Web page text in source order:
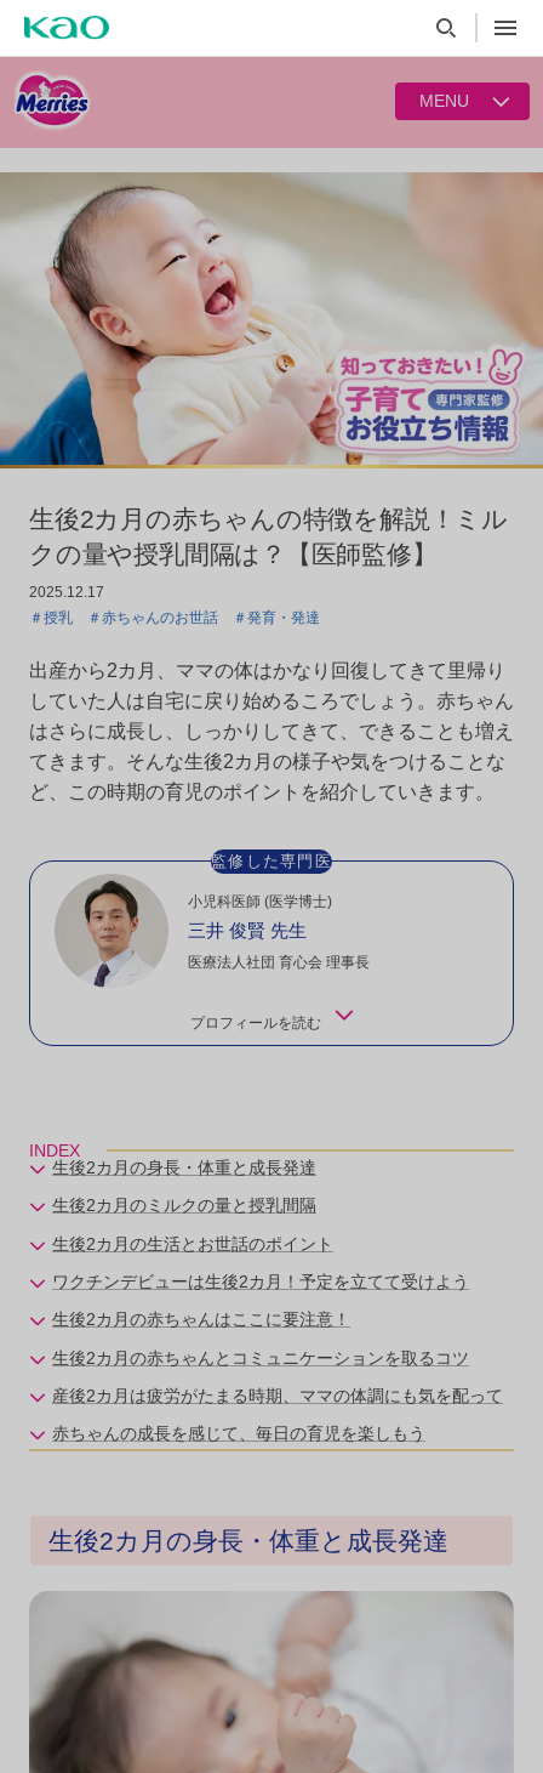
MENU
生後2カ月の赤ちゃんの特徴を解説！ミル
クの量や授乳間隔は？【医師監修】
2025.12.17
＃授乳 ＃赤ちゃんのお世話 ＃発育・発達
出産から2カ月、ママの体はかなり回復してきて里帰り
していた人は自宅に戻り始めるころでしょう。赤ちゃん
はさらに成長し、しっかりしてきて、できることも増え
てきます。そんな生後2カ月の様子や気をつけることな
ど、この時期の育児のポイントを紹介していきます。
監修した専門医
小児科医師 (医学博士)
三井 俊賢 先生
医療法人社団 育心会 理事長
プロフィールを読む
INDEX
生後2カ月の身長・体重と成長発達
生後2カ月のミルクの量と授乳間隔
生後2カ月の生活とお世話のポイント
ワクチンデビューは生後2カ月！予定を立てて受けよう
生後2カ月の赤ちゃんはここに要注意！
生後2カ月の赤ちゃんとコミュニケーションを取るコツ
産後2カ月は疲労がたまる時期、ママの体調にも気を配って
赤ちゃんの成長を感じて、毎日の育児を楽しもう
生後2カ月の身長・体重と成長発達